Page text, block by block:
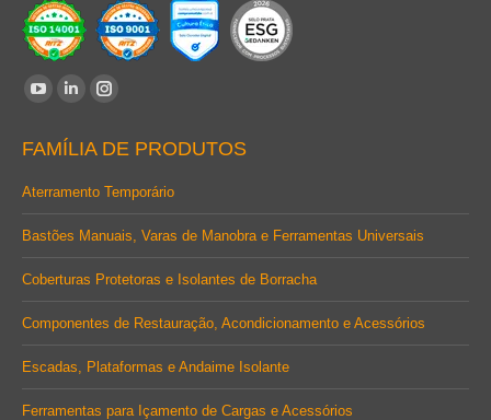
Encontre-nos em:
opens
in
window
Linkedin
opens
in
window
Instagram
opens
in
window
FAMÍLIA DE PRODUTOS
Aterramento Temporário
Bastões Manuais, Varas de Manobra e Ferramentas Universais
Coberturas Protetoras e Isolantes de Borracha
Componentes de Restauração, Acondicionamento e Acessórios
Escadas, Plataformas e Andaime Isolante
Ferramentas para Içamento de Cargas e Acessórios